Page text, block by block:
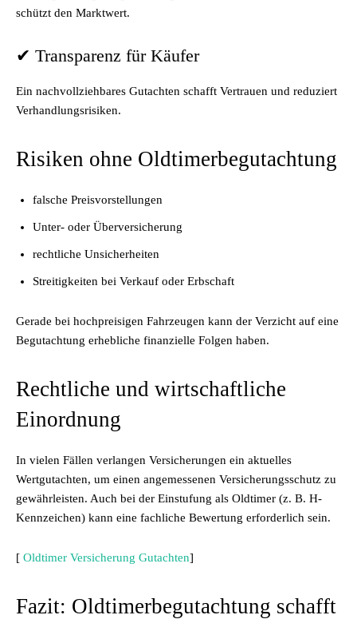
schützt den Marktwert.
✔ Transparenz für Käufer
Ein nachvollziehbares Gutachten schafft Vertrauen und reduziert
Verhandlungsrisiken.
Risiken ohne Oldtimerbegutachtung
falsche Preisvorstellungen
Unter- oder Überversicherung
rechtliche Unsicherheiten
Streitigkeiten bei Verkauf oder Erbschaft
Gerade bei hochpreisigen Fahrzeugen kann der Verzicht auf eine
Begutachtung erhebliche finanzielle Folgen haben.
Rechtliche und wirtschaftliche
Einordnung
In vielen Fällen verlangen Versicherungen ein aktuelles
Wertgutachten, um einen angemessenen Versicherungsschutz zu
gewährleisten. Auch bei der Einstufung als Oldtimer (z. B. H-
Kennzeichen) kann eine fachliche Bewertung erforderlich sein.
[ Oldtimer Versicherung Gutachten]
Fazit: Oldtimerbegutachtung schafft